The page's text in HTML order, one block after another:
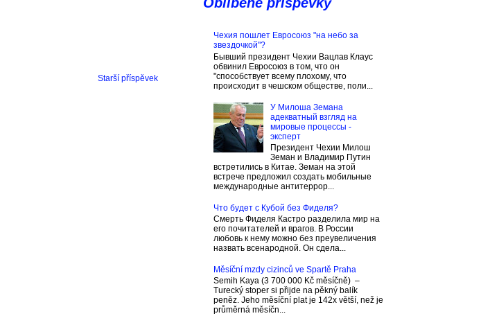
Starší příspěvek
Чехия пошлет Евросоюз "на небо за
звездочкой"?
Бывший президент Чехии Вацлав Клаус
обвинил Евросоюз в том, что он
"способствует всему плохому, что
происходит в чешском обществе, поли...
У Милоша Земана
адекватный взгляд на
мировые процессы -
эксперт
Президент Чехии Милош
Земан и Владимир Путин
встретились в Китае. Земан на этой
встрече предложил создать мобильные
международные антитеррор...
Что будет с Кубой без Фиделя?
Смерть Фиделя Кастро разделила мир на
его почитателей и врагов. В России
любовь к нему можно без преувеличения
назвать всенародной. Он сдела...
Měsíční mzdy cizinců ve Spartě Praha
Semih Kaya (3 700 000 Kč měsíčně) –
Turecký stoper si přijde na pěkný balík
peněz. Jeho měsíční plat je 142x větší, než je
průměrná měsíčn...